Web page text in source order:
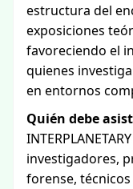
estructura del
exposiciones
favoreciendo el
quienes
en entornos
Quién debe
investigadores,
forense,